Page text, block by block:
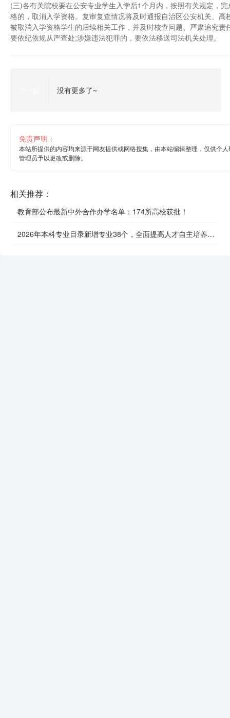
(三)各有关院校要在公安专业学生入学后1个月内，按照有关规定，
格的，取消入学资格。复审复查情况将及时通报自治区公安机关、
被取消入学资格学生的后续相关工作，并及时核查问题、严肃追究
要依纪依规从严查处;涉嫌违法犯罪的，要依法移送司法机关处理。
没有更多了~
免责声明：
本站所提供的内容均来源于网友提供或网络搜集，由本站编辑整理，仅供个
管理员予以更改或删除。
相关推荐：
教育部公布最新中外合作办学名单：174所高校获批！
2026年本科专业目录新增专业38个，全面提高人才自主培养质